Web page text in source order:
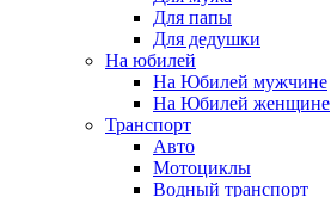
Для папы
Для дедушки
На юбилей
На Юбилей мужчине
На Юбилей женщине
Транспорт
Авто
Мотоциклы
Водный транспорт